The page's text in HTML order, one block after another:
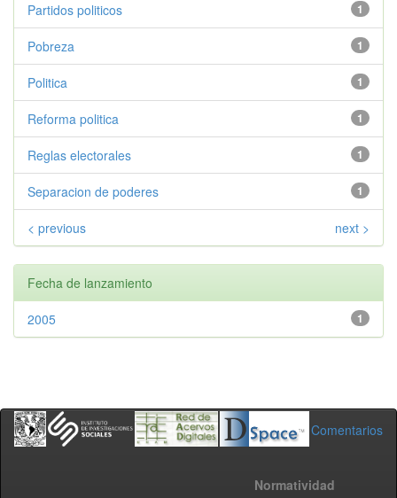
1
Partidos politicos
1
Pobreza
1
Politica
1
Reforma politica
1
Reglas electorales
1
Separacion de poderes
< previous next >
Fecha de lanzamiento
1
2005
Comentarios
Normatividad